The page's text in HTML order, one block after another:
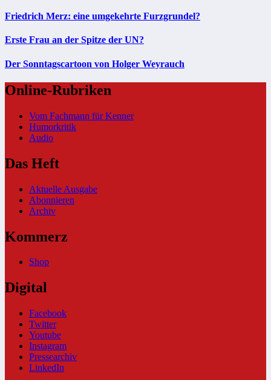
Friedrich Merz: eine umgekehrte Furzgrundel?
Erste Frau an der Spitze der UN?
Der Sonntagscartoon von Holger Weyrauch
Online-Rubriken
Vom Fachmann für Kenner
Humorkritik
Audio
Das Heft
Aktuelle Ausgabe
Abonnieren
Archiv
Kommerz
Shop
Digital
Facebook
Twitter
Youtube
Instagram
Pressearchiv
LinkedIn